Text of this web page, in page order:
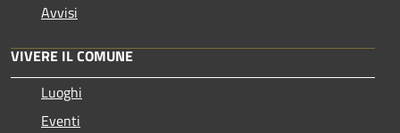
Avvisi
VIVERE IL COMUNE
Luoghi
Eventi